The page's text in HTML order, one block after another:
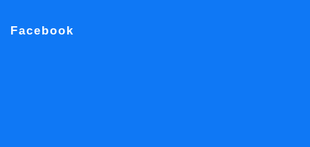
Facebook